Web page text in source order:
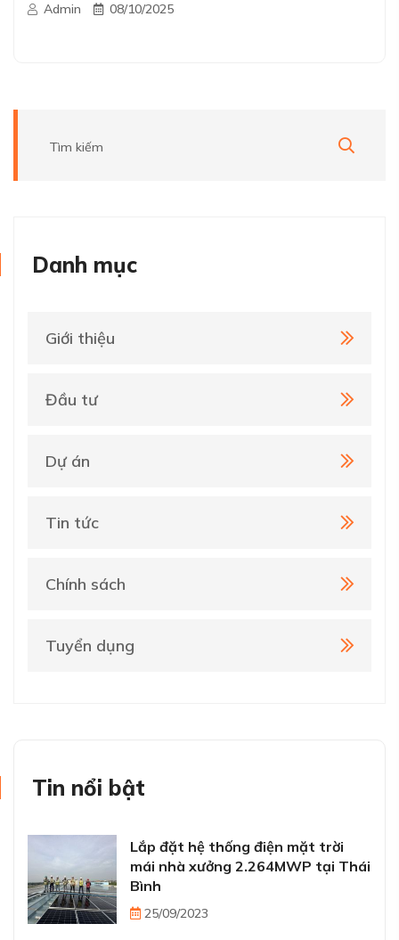
Admin 08/10/2025
Danh mục
Giới thiệu
Đầu tư
Dự án
Tin tức
Chính sách
Tuyển dụng
Tin nổi bật
Lắp đặt hệ thống điện mặt trời
mái nhà xưởng 2.264MWP tại Thái
Bình
25/09/2023